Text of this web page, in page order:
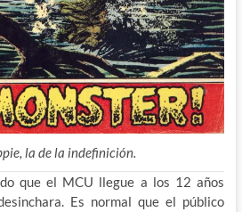
la de la indefinición.
que el MCU llegue a los 12 años
Es normal que el público